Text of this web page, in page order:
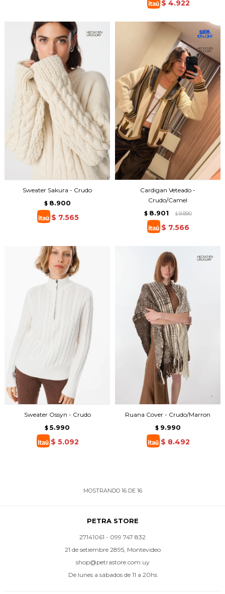
$ 4.922
Sweater Sakura - Crudo
$ 8.900
$ 7.565
Cardigan Veteado -
Crudo/Camel
$ 8.901 $ 9.890
$ 7.566
Sweater Ossyn - Crudo
$ 5.990
$ 5.092
Ruana Cover - Crudo/Marron
$ 9.990
$ 8.492
MOSTRANDO 16DE 16
PETRA STORE
27141061 - 099 747 832
21 de setiembre 2895, Montevideo
shop@petrastore.com.uy
De lunes a sábados de 11 a 20hs